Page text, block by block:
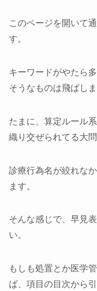
このページを開いて
す。
キーワードがやたら
そうなものは飛ばしま
たまに、算定ルール
織り交ぜられてる大
診療行為名が絞れな
ます。
そんな感じで、早見
い。
もしも処置とか医学
ば、項目の目次から